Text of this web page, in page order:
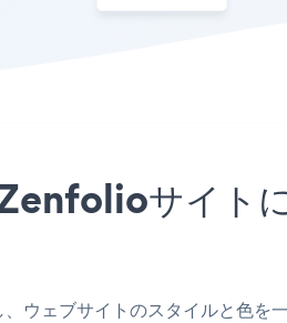
サイト
ウェブサイトのスタイルと色